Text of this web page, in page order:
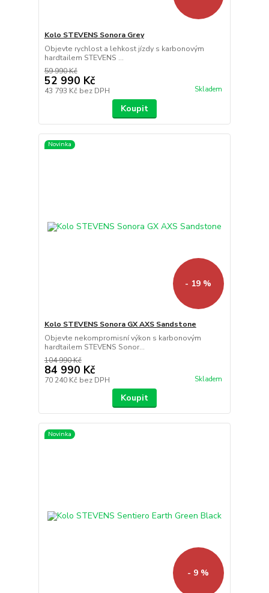
Kolo STEVENS Sonora Grey
Objevte rychlost a lehkost jízdy s karbonovým
hardtailem STEVENS ...
59 990 Kč
52 990 Kč
43 793 Kč bez DPH Skladem
Koupit
Novinka
- 19 %
Kolo STEVENS Sonora GX AXS Sandstone
Objevte nekompromisní výkon s karbonovým
hardtailem STEVENS Sonor...
104 990 Kč
84 990 Kč
70 240 Kč bez DPH Skladem
Koupit
Novinka
- 9 %